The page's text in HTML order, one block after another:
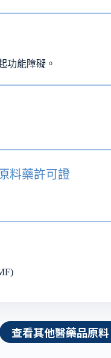
功能障礙。
料藥許可證
查看其他醫藥品原料